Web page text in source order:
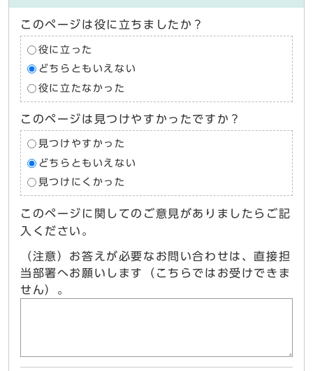
このページは役に立ちましたか？
役に立った
どちらともいえない
役に立たなかった
このページは見つけやすかったですか？
見つけやすかった
どちらともいえない
見つけにくかった
このページに関してのご意見がありましたらご記
入ください。
（注意）お答えが必要なお問い合わせは、直接担
当部署へお願いします（こちらではお受けできま
せん）。